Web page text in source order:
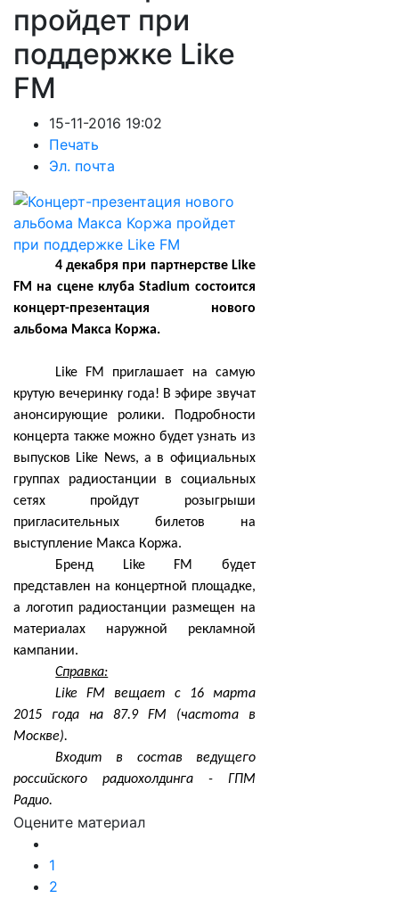
пройдет при
поддержке Like
FM
15-11-2016 19:02
Печать
Эл. почта
4 декабря при партнерстве Like
FM на сцене клуба Stadium состоится
концерт-презентация нового
альбома Макса Коржа.
Like FM приглашает на самую
крутую вечеринку года! В эфире звучат
анонсирующие ролики. Подробности
концерта также можно будет узнать из
выпусков Like News, а в официальных
группах радиостанции в социальных
сетях пройдут розыгрыши
пригласительных билетов на
выступление Макса Коржа.
Бренд Like FM будет
представлен на концертной площадке,
а логотип радиостанции размещен на
материалах наружной рекламной
кампании.
Справка:
Like FM вещает с 16 марта
2015 года на 87.9 FM (частота в
Москве).
Входит в состав ведущего
российского радиохолдинга - ГПМ
Радио.
Оцените материал
1
2